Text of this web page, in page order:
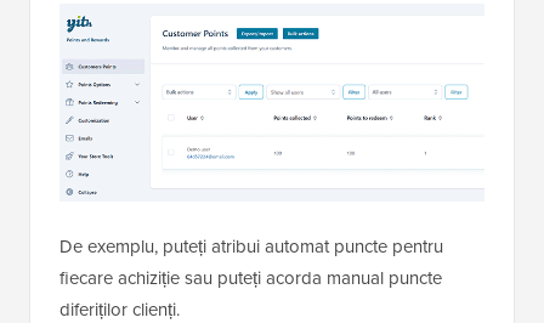
De exemplu, puteți atribui automat puncte pentru
fiecare achiziție sau puteți acorda manual puncte
diferiților clienți.